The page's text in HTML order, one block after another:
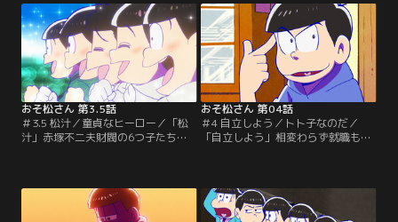
りとして定職についていないという
ありさま。さすがにマズイと考え
て、就職活動を始める6つ子だった
が……。そんな彼らが昔なじみのイ
ヤミに紹介されたのは？「おそ松の
憂鬱」ひとりでヒマを持て余し…。
【提供：バンダイチャンネル】
らゆる場所、さらにはあんなところ
まで？！好き勝手やり放題（？）の
おそ松たちが、あちらこちらで繰り
広げる騒動が盛りだくさんのショー
トショート集！！乞う御期待？！
【提供：バンダイチャンネル】
おそ松さん 第3.5話
＃3.5 松汁／童貞なヒーロー／「松
汁」赤塚不二夫財閥の6つ子たち、
界中を虜にしていた。ところが、そ
んなカリスマ＆レジェンドな彼らに
おそ松さん 第04話
＃4 自立しよう／トト子なのだ／
「自立しよう」相変わらず就職もせ
婚」を宣言し、家まで売り払うと言
い出した！！このままでは生活に必